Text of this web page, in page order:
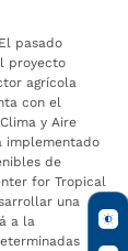
El pasado
proyecto
agrícola
con el
y Aire
implementado
de
for Tropical
una
a la